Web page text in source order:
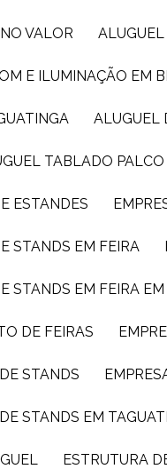
VALOR
E ILUMINAÇÃO EM
TABLADO PALCO
ESTANDES
STANDS EM FEIRA
STANDS EM FEIRA
DE FEIRAS
STANDS
STANDS EM
ESTRUTURA